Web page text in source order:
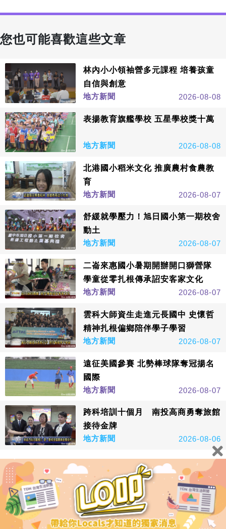
您也可能喜歡這些文章
林內小小領袖營多元課程 培養孩童
自信與創意
地方新聞
2026-08-08
表揚教育旗艦學校 五星學校獎十萬
地方新聞 2026-08-08
北港國小稻米文化 推廣農村食農教
育
地方新聞
2026-08-07
舒緩就學壓力！旭日國小第一期校舍
動土
地方新聞
2026-08-07
二崙來惠國小暑期開辦開口獅營隊
學童從零扎根傳承詔安客家文化
地方新聞
2026-08-07
雲科大師資生走進元長國中 史懷哲
精神扎根偏鄉陪伴學子學習
地方新聞
2026-08-07
遠征美國參賽 北勢棒球隊奪冠揚名
國際
地方新聞
2026-08-07
跨科培訓十個月 南投高商勇奪旅館
接待金牌
地方新聞
2026-08-06
看更多
鑫傳國際多媒體科技股份有限公司版權所有，非經授權，請
勿轉載本網站內容 © All Rights Reserved.